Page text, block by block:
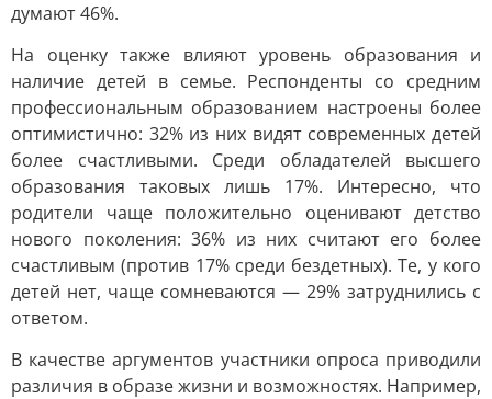
думают 46%.
На оценку также влияют уровень образования и
наличие детей в семье. Респонденты со средним
профессиональным образованием настроены более
оптимистично: 32% из них видят современных детей
более счастливыми. Среди обладателей высшего
образования таковых лишь 17%. Интересно, что
родители чаще положительно оценивают детство
нового поколения: 36% из них считают его более
счастливым (против 17% среди бездетных). Те, у кого
детей нет, чаще сомневаются — 29% затруднились с
ответом.
В качестве аргументов участники опроса приводили
различия в образе жизни и возможностях. Например,